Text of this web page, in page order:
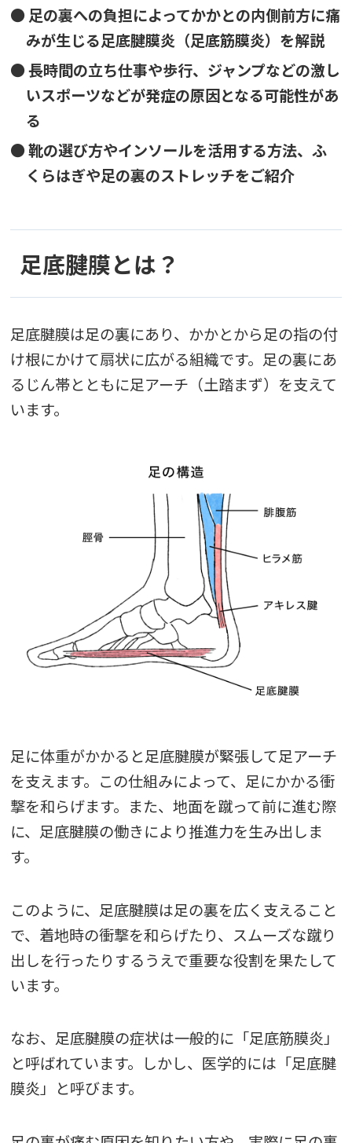
● 足の裏への負担によってかかとの内側前方に痛
みが生じる足底腱膜炎（足底筋膜炎）を解説
● 長時間の立ち仕事や歩行、ジャンプなどの激し
いスポーツなどが発症の原因となる可能性があ
る
● 靴の選び方やインソールを活用する方法、ふ
くらはぎや足の裏のストレッチをご紹介
足底腱膜とは？
足底腱膜は足の裏にあり、かかとから足の指の付
け根にかけて扇状に広がる組織です。足の裏にあ
るじん帯とともに足アーチ（土踏まず）を支えて
います。
足に体重がかかると足底腱膜が緊張して足アーチ
を支えます。この仕組みによって、足にかかる衝
撃を和らげます。また、地面を蹴って前に進む際
に、足底腱膜の働きにより推進力を生み出しま
す。
このように、足底腱膜は足の裏を広く支えること
で、着地時の衝撃を和らげたり、スムーズな蹴り
出しを行ったりするうえで重要な役割を果たして
います。
なお、足底腱膜の症状は一般的に「足底筋膜炎」
と呼ばれています。しかし、医学的には「足底腱
膜炎」と呼びます。